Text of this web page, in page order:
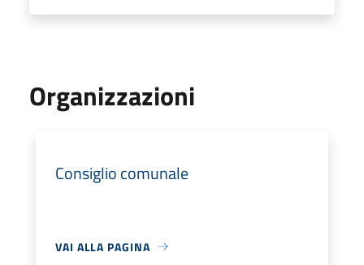
Organizzazioni
Consiglio comunale
VAI ALLA PAGINA